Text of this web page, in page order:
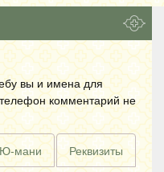
вы и имена для
комментарий не
Ю-мани Реквизиты